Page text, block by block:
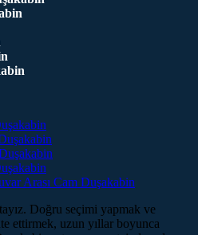
Arası Cam Duşakabin
Doğru seçimi yapmak ve
ettirmek, uzun yıllar boyunca